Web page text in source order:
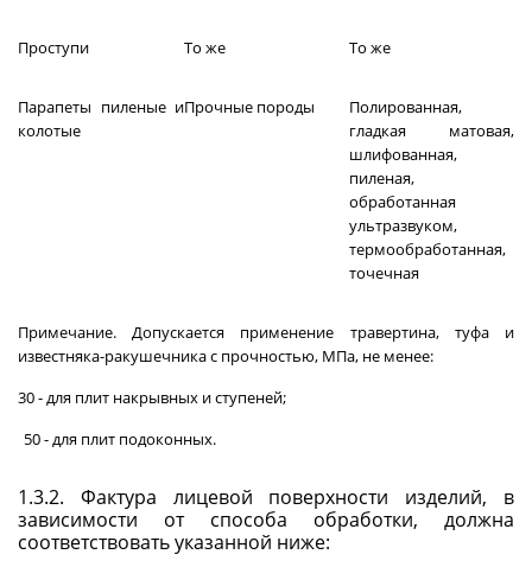
Проступи То же То же
Парапеты пиленые и
колотые
Прочные породы
Полированная,
гладкая матовая,
шлифованная,
пиленая,
обработанная
ультразвуком,
термообработанная,
точечная
Примечание. Допускается применение травертина, туфа и
известняка-ракушечника с прочностью, МПа, не менее:
30 - для плит накрывных и ступеней;
50 - для плит подоконных.
1.3.2. Фактура лицевой поверхности изделий, в
зависимости от способа обработки, должна
соответствовать указанной ниже: